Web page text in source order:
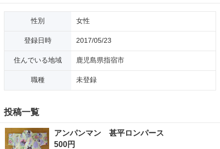
性別 女性
登録日時 2017/05/23
住んでいる地域 鹿児島県指宿市
職種 未登録
投稿一覧
アンパンマン 甚平ロンパース
500円